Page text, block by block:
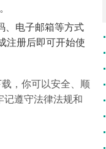
、电子邮箱等方式
注册后即可开始使
，你可以安全、顺
遵守法律法规和